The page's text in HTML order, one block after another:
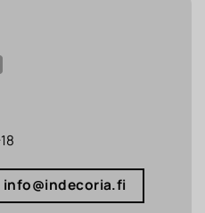
info@indecoria.fi